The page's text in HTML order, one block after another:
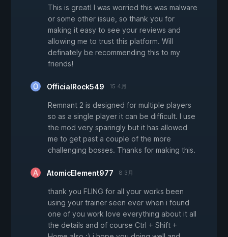
This is great! I was worried this was malware
or some other issue, so thank you for
making it easy to see your reviews and
allowing me to trust this platform. Will
definately be recommending this to my
friends!
OfficialRock549 15 4月
Remnant 2 is designed for multiple players
so as a single player it can be difficult. I use
the mod very sparingly but it has allowed
me to get past a couple of the more
challenging bosses. Thanks for making this.
AtomicElement977 8 3月
thank you FLING for all your works been
using your trainer seen ever when i found
one of you work love everything about it all
the details and of course Ctrl + Shift +